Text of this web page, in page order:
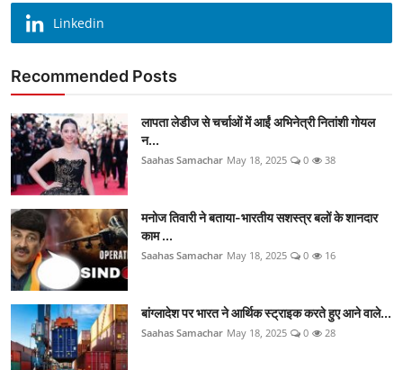
Linkedin
Recommended Posts
लापता लेडीज से चर्चाओं में आईं अभिनेत्री नितांशी गोयल
न...
Saahas Samachar May 18, 2025 0 38
मनोज तिवारी ने बताया-भारतीय सशस्त्र बलों के शानदार
काम ...
Saahas Samachar May 18, 2025 0 16
बांग्लादेश पर भारत ने आर्थिक स्ट्राइक करते हुए आने वाले...
Saahas Samachar May 18, 2025 0 28